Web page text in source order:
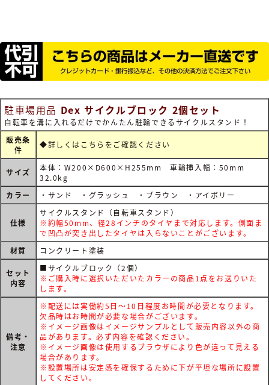
駐車場用品 Dex サイクルブロック 2個セット
自転車を溝に入れるだけでかんたん駐輪できるサイクルスタンド！
販売条
件
◆詳しくは こちらをご確認ください
サイズ
本体：W200×D600×H255mm 車輪挿入幅：50mm
32.0kg
カラー
・サンド ・グラッシュ ・ブラウン ・アイボリー
仕様
サイクルスタンド（自転車スタンド）
※約幅50mm、径28インチのタイヤまで対応します。側面ま
で凹凸が突き出したタイヤは入らないことがございます。
材質
コンクリート塗装
セット
内容
■サイクルブロック（2個）
※ご購入時に選択いただいたカラーの商品1点をお送りいた
します。
備考・
注意
※配送には実働約5日～10日程度お時間が必要となります。
欠品時はお時間が必要な場合がございます。
※イメージ画像はイメージサンプルとして販売内容以外の商
品があります。必ず内容を確認ください。
※イメージ画像は使用するブラウザにより色が違って見える
場合があります。
※設置場所は安定感を確保するために下が平坦な場所に設置
してください。